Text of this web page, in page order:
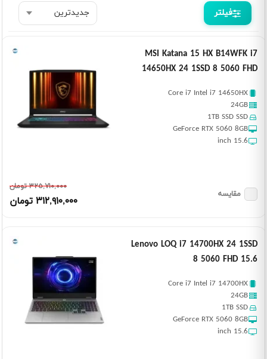
فیلتر
MSI Katana 15 HX B14WFK i7
14650HX 24 1SSD 8 5060 FHD
Core i7 Intel i7 14650HX
24GB
1TB SSD SSD
GeForce RTX 5060 8GB
15.6 inch
٣٢٥,٧١٠,٠٠٠ تومان
٣١٢,٩١٠,٠٠٠ تومان
مقایسه
Lenovo LOQ i7 14700HX 24 1SSD
8 5060 FHD 15.6
Core i7 Intel i7 14700HX
24GB
1TB SSD
GeForce RTX 5060 8GB
15.6 inch